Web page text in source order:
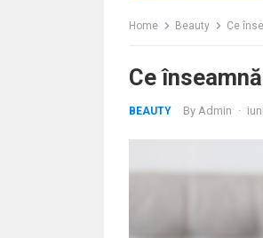
Home Beauty Ce
Ce
BEAUTY By Admin ·